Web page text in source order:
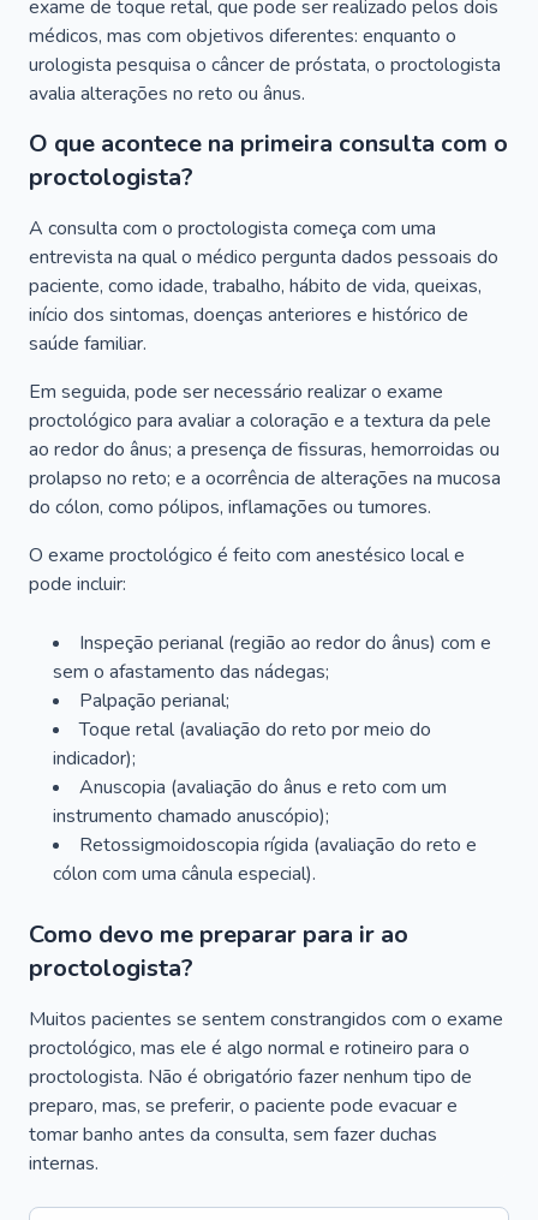
exame de toque retal, que pode ser realizado pelos dois
médicos, mas com objetivos diferentes: enquanto o
urologista pesquisa o câncer de próstata, o proctologista
avalia alterações no reto ou ânus.
O que acontece na primeira consulta com o
proctologista?
A consulta com o proctologista começa com uma
entrevista na qual o médico pergunta dados pessoais do
paciente, como idade, trabalho, hábito de vida, queixas,
início dos sintomas, doenças anteriores e histórico de
saúde familiar.
Em seguida, pode ser necessário realizar o exame
proctológico para avaliar a coloração e a textura da pele
ao redor do ânus; a presença de fissuras, hemorroidas ou
prolapso no reto; e a ocorrência de alterações na mucosa
do cólon, como pólipos, inflamações ou tumores.
O exame proctológico é feito com anestésico local e
pode incluir:
Inspeção perianal (região ao redor do ânus) com e
sem o afastamento das nádegas;
Palpação perianal;
Toque retal (avaliação do reto por meio do
indicador);
Anuscopia (avaliação do ânus e reto com um
instrumento chamado anuscópio);
Retossigmoidoscopia rígida (avaliação do reto e
cólon com uma cânula especial).
Como devo me preparar para ir ao
proctologista?
Muitos pacientes se sentem constrangidos com o exame
proctológico, mas ele é algo normal e rotineiro para o
proctologista. Não é obrigatório fazer nenhum tipo de
preparo, mas, se preferir, o paciente pode evacuar e
tomar banho antes da consulta, sem fazer duchas
internas.